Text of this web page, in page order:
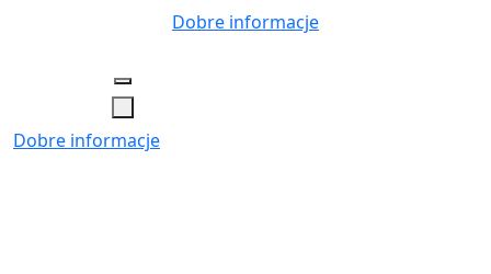
Dobre informacje
Dobre informacje